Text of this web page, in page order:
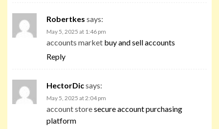
Robertkes says:
May 5, 2025 at 1:46 pm
accounts market buy and sell accounts
Reply
HectorDicsays:
May 5, 2025 at 2:04 pm
account storesecure account purchasing
platform